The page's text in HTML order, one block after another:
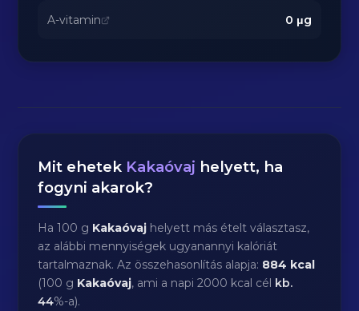
A-vitamin 0 μg
Mit ehetek Kakaóvaj helyett, ha
fogyni akarok?
Ha 100 g Kakaóvaj helyett más ételt választasz,
az alábbi mennyiségek ugyanannyi kalóriát
tartalmaznak. Az összehasonlítás alapja: 884 kcal
(100 g Kakaóvaj, ami a napi 2000 kcal cél kb.
44%-a).